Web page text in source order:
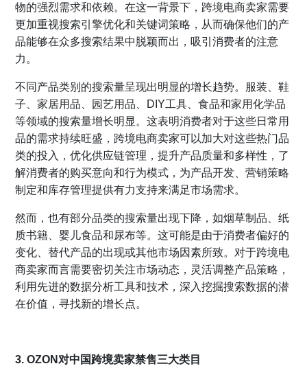
物的强烈需求和依赖。在这一背景下，跨境电商卖家需要
更加重视搜索引擎优化和关键词策略，从而确保他们的产
品能够在众多搜索结果中脱颖而出，吸引消费者的注意
力。
不同产品类别的搜索量呈现出明显的增长趋势。服装、鞋
子、家居用品、园艺用品、DIY工具、食品和家用化学品
等领域的搜索量增长明显。这表明消费者对于这些日常用
品的需求持续旺盛，跨境电商卖家可以加大对这些热门品
类的投入，优化供应链管理，提升产品质量和多样性，了
解消费者的购买意向和行为模式，为产品开发、营销策略
制定和库存管理提供有力支持来满足市场需求。
然而，也有部分品类的搜索量出现下降，如烟草制品、纸
质书籍、婴儿食品和尿布等。这可能是由于消费者偏好的
变化、替代产品的出现或其他市场因素所致。对于跨境电
商卖家而言需要密切关注市场动态，灵活调整产品策略，
利用先进的数据分析工具和技术，深入挖掘搜索数据的潜
在价值，寻找新的增长点。
3. OZON对中国跨境卖家禁售三大类目